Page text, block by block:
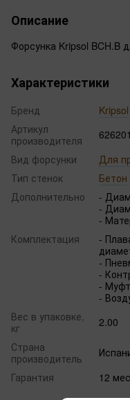
Описание
Форсунка Kripsol BCH.B
Характеристики
Бренд
Kripsol
Артикул
производителя
Вид форсунки
Для
Тип стенок
Бетон
Дополнительно
-
-
-
Комплектация
-
-
-
-
-
Вес в упаковке,
кг
2.00
Страна
производитель
Гарантия
12